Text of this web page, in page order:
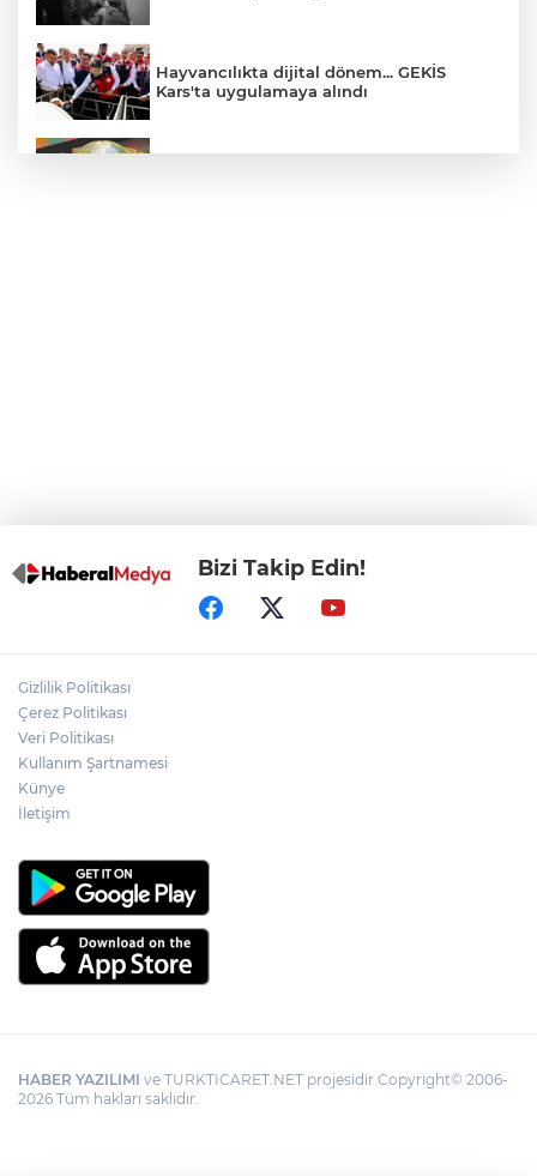
Hayvancılıkta dijital dönem... GEKİS
Kars'ta uygulamaya alındı
Bizi Takip Edin!
Gizlilik Politikası
Çerez Politikası
Veri Politikası
Kullanım Şartnamesi
Künye
İletişim
HABER YAZILIMI ve TURKTICARET.NET projesidir Copyright© 2006-
2026 Tüm hakları saklıdır.